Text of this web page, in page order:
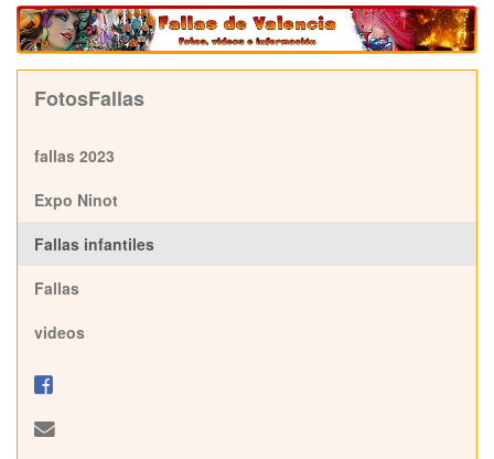
FotosFallas
fallas 2023
Expo Ninot
Fallas infantiles
Fallas
videos